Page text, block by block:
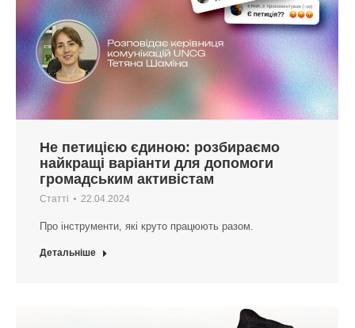
Не петицією єдиною: розбираємо
найкращі варіанти для допомоги
громадським активістам
Статті 22.04.2024
Про інструменти, які круто працюють разом.
Детальніше